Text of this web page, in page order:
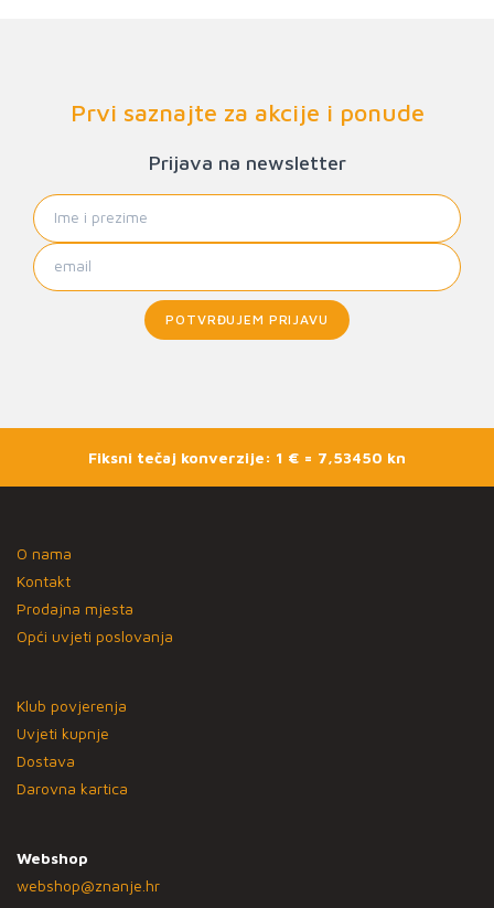
Prvi saznajte za akcije i ponude
Prijava na newsletter
POTVRĐUJEM PRIJAVU
Fiksni tečaj konverzije: 1 € = 7,53450 kn
O nama
Kontakt
Prodajna mjesta
Opći uvjeti poslovanja
Klub povjerenja
Uvjeti kupnje
Dostava
Darovna kartica
Webshop
webshop@znanje.hr